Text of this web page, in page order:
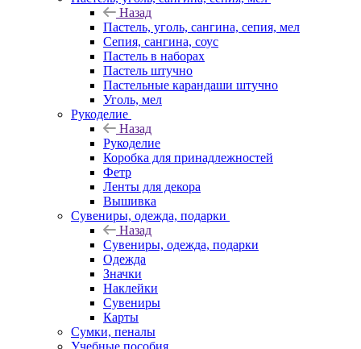
Назад
Пастель, уголь, сангина, сепия, мел
Сепия, сангина, соус
Пастель в наборах
Пастель штучно
Пастельные карандаши штучно
Уголь, мел
Рукоделие
Назад
Рукоделие
Коробка для принадлежностей
Фетр
Ленты для декора
Вышивка
Сувениры, одежда, подарки
Назад
Сувениры, одежда, подарки
Одежда
Значки
Наклейки
Сувениры
Карты
Сумки, пеналы
Учебные пособия